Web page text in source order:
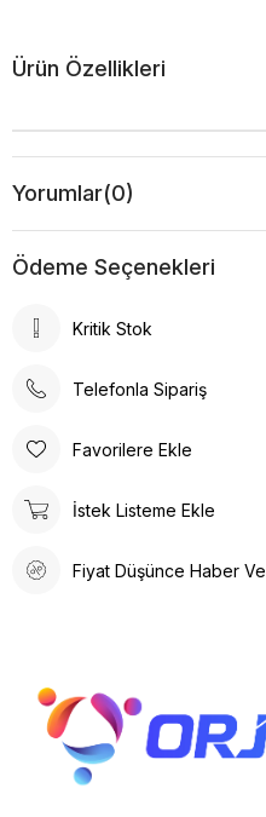
Ürün Özellikleri
Yorumlar(0)
Ödeme Seçenekleri
Kritik Stok
Telefonla Sipariş
Favorilere Ekle
İstek Listeme Ekle
Fiyat Düşünce Haber